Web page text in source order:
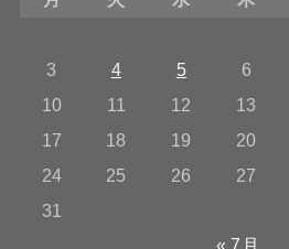
3
4 5 6
10
11 12 13
17
18 19 20
24
25 26 27
31